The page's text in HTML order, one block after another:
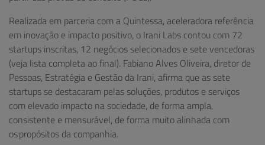
Realizada em parceria com a Quintessa, aceleradora referência
em inovação e impacto positivo, o Irani Labs contou com 72
startups inscritas, 12 negócios selecionados e sete vencedoras
(veja lista completa ao final). Fabiano Alves Oliveira, diretor de
Pessoas, Estratégia e Gestão da Irani, afirma que as sete
startups se destacaram pelas soluções, produtos e serviços
com elevado impacto na sociedade, de forma ampla,
consistente e mensurável, de forma muito alinhada com
os propósitos da companhia.